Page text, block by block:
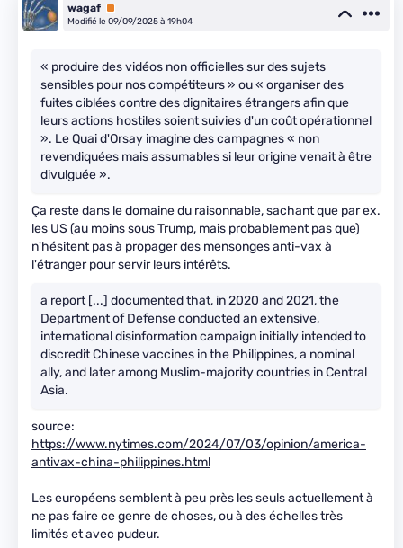
wagaf Premium
Modifié le 09/09/2025 à 19h04
« produire des vidéos non officielles sur des sujets
sensibles pour nos compétiteurs » ou « organiser des
fuites ciblées contre des dignitaires étrangers afin que
leurs actions hostiles soient suivies d'un coût opérationnel
». Le Quai d'Orsay imagine des campagnes « non
revendiquées mais assumables si leur origine venait à être
divulguée ».
Ça reste dans le domaine du raisonnable, sachant que par ex.
les US (au moins sous Trump, mais probablement pas que)
n'hésitent pas à propager des mensonges anti-vax à
l'étranger pour servir leurs intérêts.
a report [...] documented that, in 2020 and 2021, the
Department of Defense conducted an extensive,
international disinformation campaign initially intended to
discredit Chinese vaccines in the Philippines, a nominal
ally, and later among Muslim-majority countries in Central
Asia.
source:
https://www.nytimes.com/2024/07/03/opinion/america-
antivax-china-philippines.html
Les européens semblent à peu près les seuls actuellement à
ne pas faire ce genre de choses, ou à des échelles très
limités et avec pudeur.